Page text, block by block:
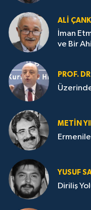
ALI
İman
ve Bir
PROF.
METIN
YUSUF
Diriliş